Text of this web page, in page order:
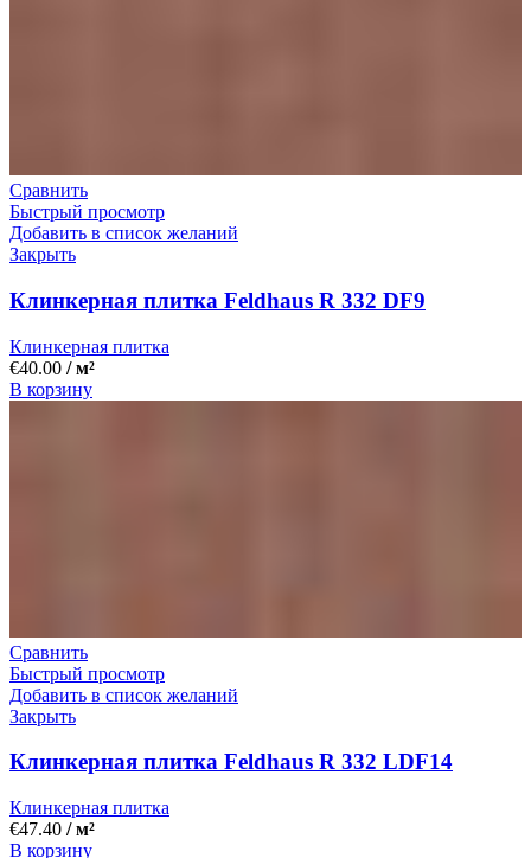
Сравнить
Быстрый просмотр
Добавить в список желаний
Закрыть
Клинкерная плитка Feldhaus R 332 DF9
Клинкерная плитка
€40.00 / м²
В корзину
Сравнить
Быстрый просмотр
Добавить в список желаний
Закрыть
Клинкерная плитка Feldhaus R 332 LDF14
Клинкерная плитка
€47.40 / м²
В корзину